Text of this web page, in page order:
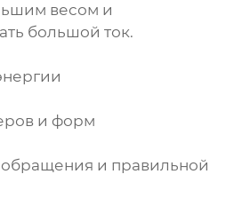
весом и
большой ток.
и форм
и правильной